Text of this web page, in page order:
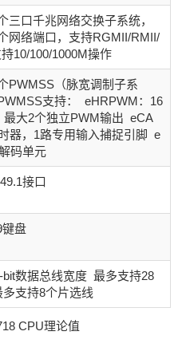
三口千兆网络交换子系统，
网络端口，支持RGMII/RMII/
10/100/1000M操作
PWMSS（脉宽调制子系
支持： eHRPWM：16
最大2个独立PWM输出 eCA
器，1路专用输入捕捉引脚 e
码单元
接口
盘
bit数据总线宽度 最多支持28
支持8个片选线
CPU理论值